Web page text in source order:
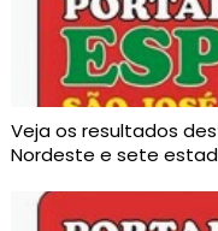
Veja os resultados
Nordeste e sete